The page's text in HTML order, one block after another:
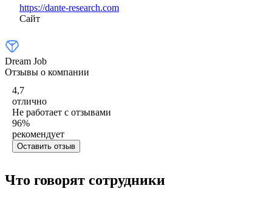
https://dante-research.com
Сайт
Dream Job
Отзывы о компании
4,7
отлично
Не работает с отзывами
96%
рекомендует
Оставить отзыв
Что говорят сотрудники